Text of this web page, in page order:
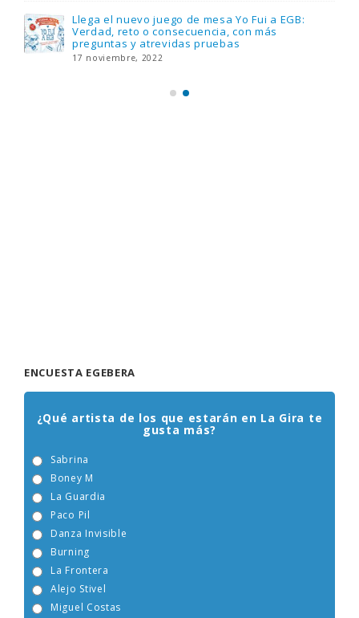
Llega el nuevo juego de mesa Yo Fui a EGB:
Verdad, reto o consecuencia, con más
preguntas y atrevidas pruebas
17 noviembre, 2022
ENCUESTA EGEBERA
¿Qué artista de los que estarán en La Gira te
gusta más?
Sabrina
Boney M
La Guardia
Paco Pil
Danza Invisible
Burning
La Frontera
Alejo Stivel
Miguel Costas